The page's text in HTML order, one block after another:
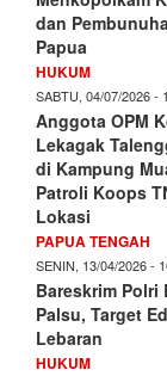
dan
Papua
HUKUM
SABTU, 04/07/2026 -
Anggota OPM
Lekagak
di Kampung
Patroli Koops
Lokasi
PAPUA TENGAH
SENIN, 13/04/2026 -
Bareskrim Polri
Palsu, Target
Lebaran
HUKUM